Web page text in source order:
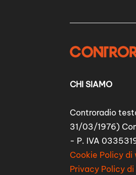
CHI SIAMO
Controradio
31/03/1976)
- P. IVA
Cookie Policy
Privacy Policy